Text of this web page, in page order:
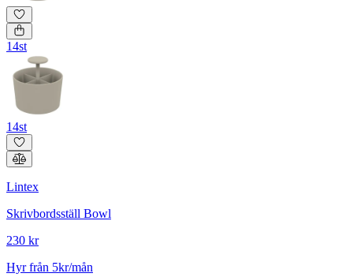
14st
14st
Lintex
Skrivbordsställ Bowl
230 kr
Hyr från 5kr/mån